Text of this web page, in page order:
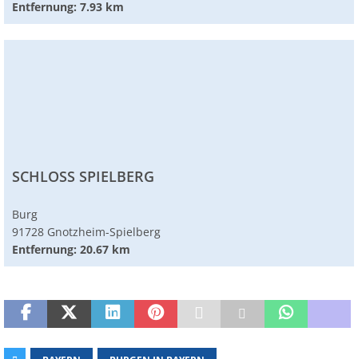
Entfernung: 7.93 km
SCHLOSS SPIELBERG
Burg
91728 Gnotzheim-Spielberg
Entfernung: 20.67 km